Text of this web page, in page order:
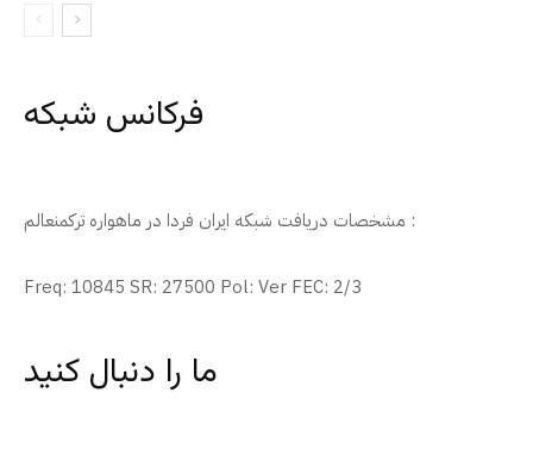
فرکانس شبکه
مشخصات دریافت شبکه ایران فردا در ماهواره ترکمنعالم :
Freq: 10845 SR: 27500 Pol: Ver FEC: 2/3
ما را دنبال کنید